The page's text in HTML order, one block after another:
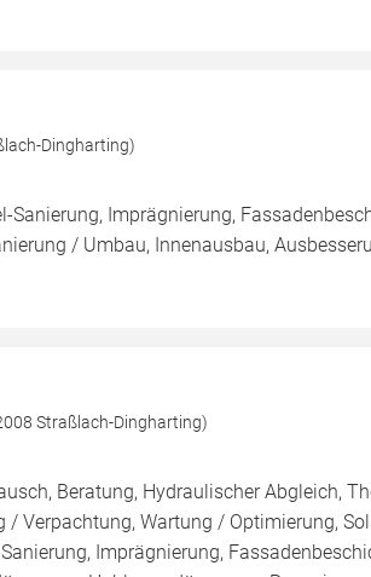
Dingharting)
Sanierung, Imprägnierung,
/ Umbau, Innenausbau,
Straßlach-Dingharting)
Beratung, Hydraulischer Abgleich,
Verpachtung, Wartung / Optimierung,
Imprägnierung,